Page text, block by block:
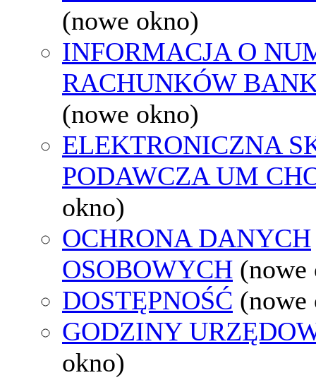
(nowe okno)
INFORMACJA O
RACHUNKÓW
(nowe okno)
ELEKTRONICZNA
PODAWCZA UM
okno)
OCHRONA DANYCH
OSOBOWYCH (nowe
DOSTĘPNOŚĆ (nowe
GODZINY
okno)